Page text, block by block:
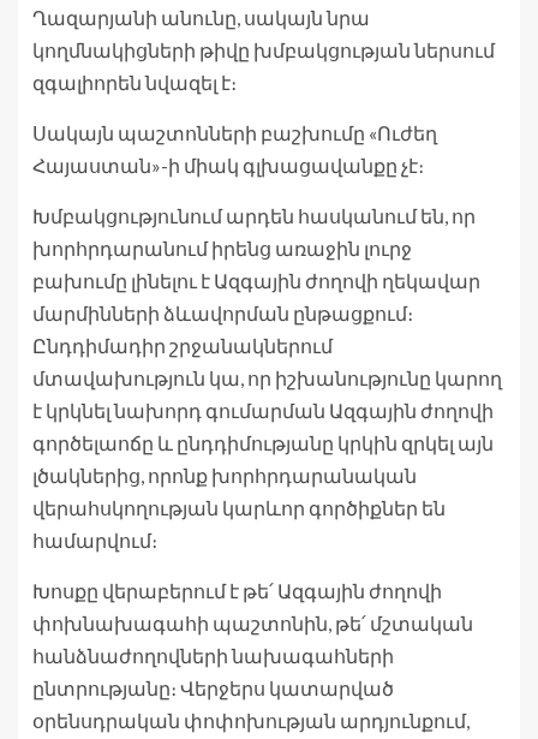
Ղազարյանի անունը, սակայն նրա
կողմնակիցների թիվը խմբակցության ներսում
զգալիորեն նվազել է։
Սակայն պաշտոնների բաշխումը «Ուժեղ
Հայաստան»-ի միակ գլխացավանքը չէ։
Խմբակցությունում արդեն հասկանում են, որ
խորհրդարանում իրենց առաջին լուրջ
բախումը լինելու է Ազգային ժողովի ղեկավար
մարմինների ձևավորման ընթացքում։
Ընդդիմադիր շրջանակներում
մտավախություն կա, որ իշխանությունը կարող
է կրկնել նախորդ գումարման Ազգային ժողովի
գործելաոճը և ընդդիմությանը կրկին զրկել այն
լծակներից, որոնք խորհրդարանական
վերահսկողության կարևոր գործիքներ են
համարվում։
Խոսքը վերաբերում է թե՛ Ազգային ժողովի
փոխնախագահի պաշտոնին, թե՛ մշտական
հանձնաժողովների նախագահների
ընտրությանը։ Վերջերս կատարված
օրենսդրական փոփոխության արդյունքում,